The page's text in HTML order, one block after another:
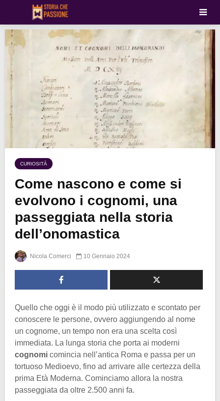
CURIOSITÀ
Come nascono e come si
evolvono i cognomi, una
passeggiata nella storia
dell’onomastica
Nicola Comerci 10 Gennaio 2024
Quello che oggi è il modo più utilizzato e scontato per
conoscere le persone, ovvero aggiungendo al nome
un cognome, un tempo non era una scelta così
immediata. La lunga storia che porta ai moderni
cognomi comincia nell’antica Roma e passa per un
tortuoso Medioevo, fino ad arrivare alle certezza della
prima Età Moderna. Cominciamo allora la nostra
passeggiata da oltre 2.500 anni fa.